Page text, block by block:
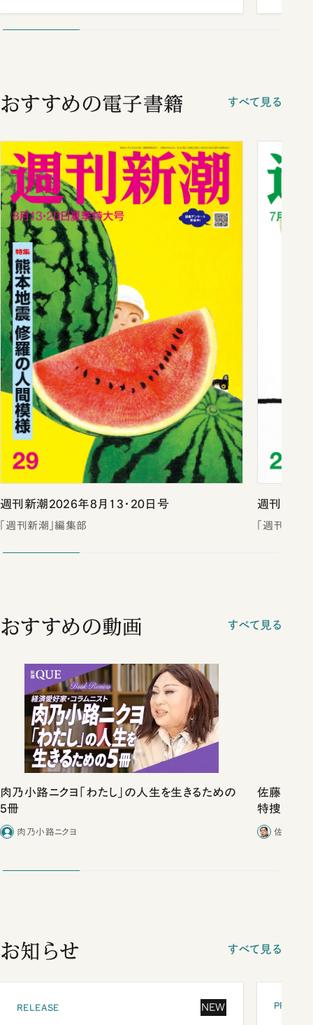
おすすめの電子書籍 すべて見る
週刊新潮2026年8月13・20日号
「週刊新潮」編集部
週刊新潮
「週刊新潮
おすすめの動画 すべて見る
肉乃小路ニクヨ「わたし」の人生を生きるための
5冊
肉乃小路ニクヨ
佐藤優vs
特捜取調
合ったこと
佐藤優
お知らせ すべて見る
RELEASE NEW